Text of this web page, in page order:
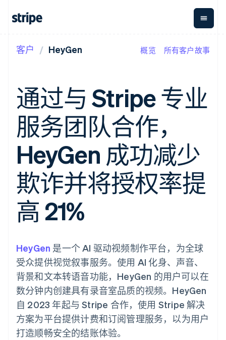
支付
在线支付
Payment links
无代码支付
Checkout
预构建支付界
Elements
灵活的 UI 组件
支付方式
支持 125 种以
上
Authorization
Boost
支付成功率优
加速结账
经常性收入
Metronome
按用量计费
Subscriptions
订阅管理
Invoicing
一次性或定期
账单
Tax
销售税和增值
税自动化
Data Pipeline
数据同步
资金管
Global
Payouts
平台
更多
Product roadmap
了解未来规划
Radar
按企业阶段
按应用场景
加密货币
电子商务
嵌入式金融
财务自动化
全球化企业
应用内支付
交易市场
资金管理
按行业
AI 企业
创作者经济
游戏
酒店、旅游与休闲
保险
文档
库与 SDK
Stripe Apps
指南
接受线上付款
实施预置结账流程
构建平台或交易市场
管理订阅
提供按用量计费
发行稳定币支持的支付卡
通过智能体配置和管理服
资源
应用集成
代码示例
开发者博客
API 状态
学习
指南
支持
获取支持
托管支持方案
专业服务
公司
招聘
资讯中心
Stripe Press
联系
联系销售
成为合作伙伴
客户 HeyGen 概览 所有客户故事
通过与 Stripe 专业
服务团队合作，
HeyGen 成功减少
欺诈并将授权率提
高 21%
HeyGen 是一个 AI 驱动视频制作平台，为全球
受众提供视觉叙事服务。使用 AI 化身、声音、
背景和文本转语音功能，HeyGen 的用户可以在
数分钟内创建具有录音室品质的视频。HeyGen
自 2023 年起与 Stripe 合作，使用 Stripe 解决
方案为平台提供计费和订阅管理服务，以为用户
打造顺畅安全的结账体验。